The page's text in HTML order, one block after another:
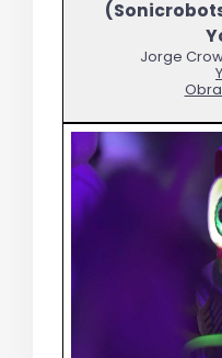
Jorge